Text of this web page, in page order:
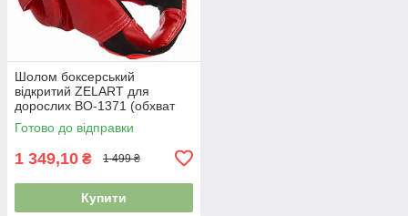
Шолом боксерський
відкритий ZELART для
дорослих BO-1371 (обхват
голови 63-68 см)
Готово до відправки
1 349,10 ₴ 1 499 ₴
Купити